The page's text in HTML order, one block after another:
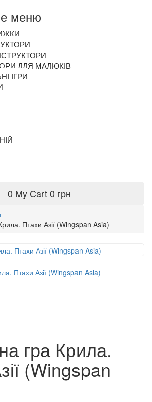
меню
ДЛЯ МАЛЮКІВ
ІГРИ
0 My Cart0 грн
Птахи Азії (Wingspan Asia)
гра Крила.
(Wingspan